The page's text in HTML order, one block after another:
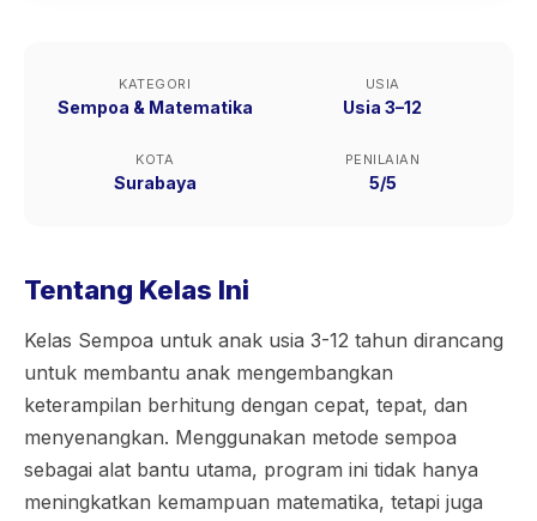
KATEGORI
Sempoa & Matematika
USIA
Usia 3–12
KOTA
Surabaya
PENILAIAN
5/5
Tentang Kelas Ini
Kelas Sempoa untuk anak usia 3-12 tahun dirancang
untuk membantu anak mengembangkan
keterampilan berhitung dengan cepat, tepat, dan
menyenangkan. Menggunakan metode sempoa
sebagai alat bantu utama, program ini tidak hanya
meningkatkan kemampuan matematika, tetapi juga